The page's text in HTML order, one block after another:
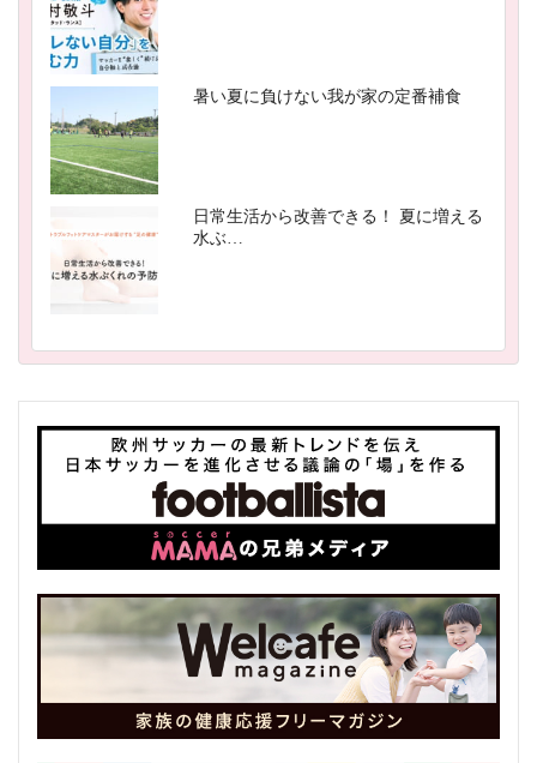
暑い夏に負けない我が家の定番補食
日常生活から改善できる！ 夏に増える
水ぶ…